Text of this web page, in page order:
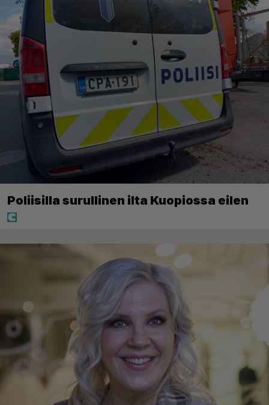
Poliisilla surullinen ilta Kuopiossa eilen